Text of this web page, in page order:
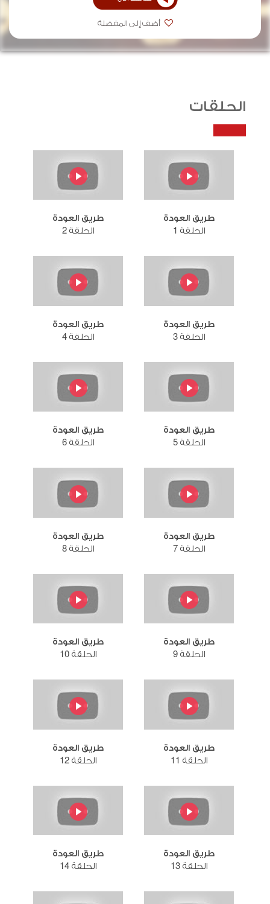
أضف إلى المفضلة
الحلقات
طريق العودة
الحلقة 1
طريق العودة
الحلقة 2
طريق العودة
الحلقة 3
طريق العودة
الحلقة 4
طريق العودة
الحلقة 5
طريق العودة
الحلقة 6
طريق العودة
الحلقة 7
طريق العودة
الحلقة 8
طريق العودة
الحلقة 9
طريق العودة
الحلقة 10
طريق العودة
الحلقة 11
طريق العودة
الحلقة 12
طريق العودة
الحلقة 13
طريق العودة
الحلقة 14